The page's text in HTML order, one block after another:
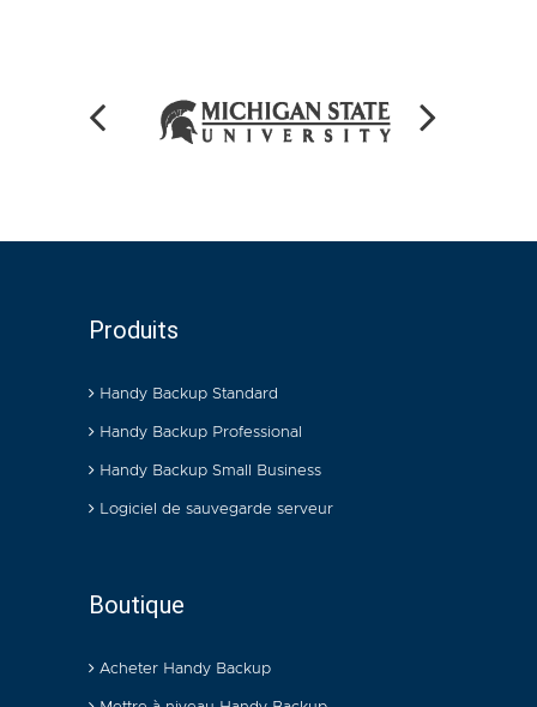
Produits
Handy Backup Standard
Handy Backup Professional
Handy Backup Small Business
Logiciel de sauvegarde serveur
Boutique
Acheter Handy Backup